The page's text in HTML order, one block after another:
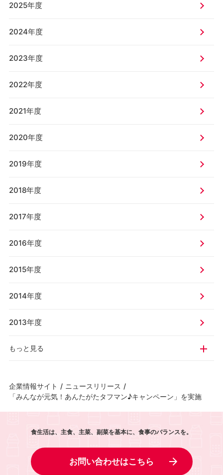
2025年度
2024年度
2023年度
2022年度
2021年度
2020年度
2019年度
2018年度
2017年度
2016年度
2015年度
2014年度
2013年度
もっと見る
企業情報サイト / ニュースリリース /
「みんなが元気！あんたがたタフマン♪キャンペーン」を実施
食生活は、主食、主菜、副菜を基本に、食事のバランスを。
お問い合わせはこちら